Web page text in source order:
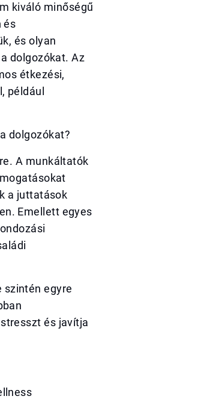
kiváló minőségű
és
és olyan
dolgozókat. Az
étkezési,
például
dolgozókat?
A munkáltatók
a juttatások
Emellett egyes
szintén egyre
és javítja